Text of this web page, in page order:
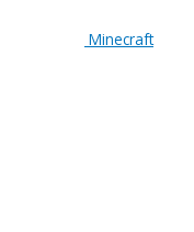
Minecraft